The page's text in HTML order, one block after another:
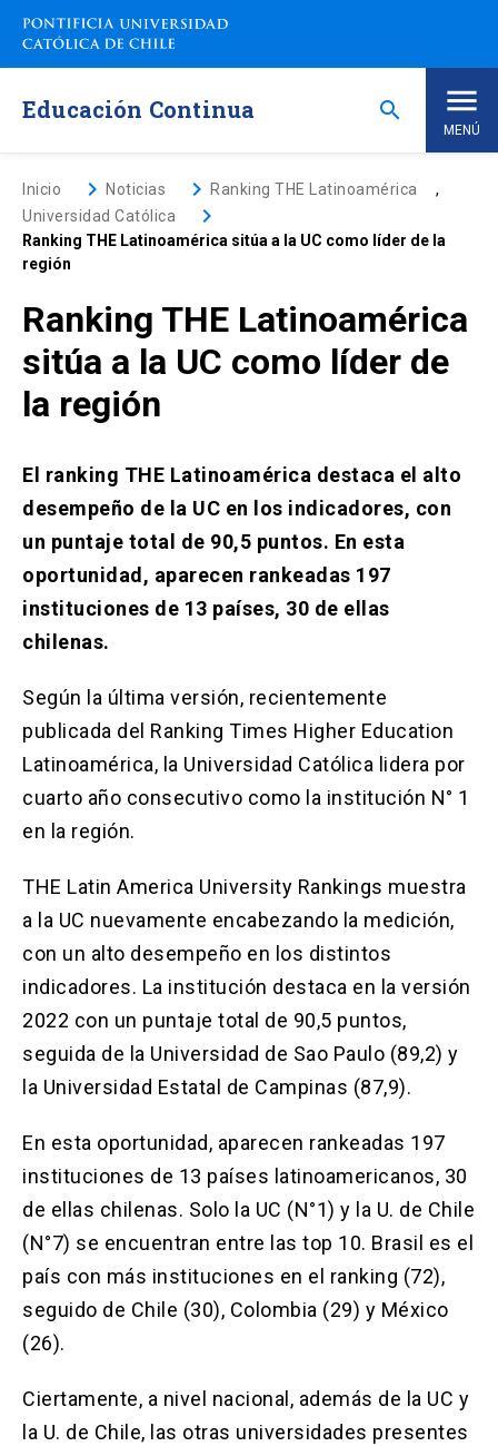
Saltar
contenido
Educación Continua search
MENÚ
Inicio
Nosotros
Programas de Estudio keyboard_arrow_down
Programas Corporativos
Solicitud Certificados (El
se
abre
una
enlace
se
nueva
pestaña)
Pagos y Convenios(El
una
nueva
ACCESOS UC
Biblioteca launch
(El
enlace
se
abre
en
pestaña)
Mi Portal UC launch
(El
enlace
abre
pestaña)
Correo launch
(El
enlace
se
en
nueva
pestaña)
Inicio keyboard_arrow_rightNoticias keyboard_arrow_rightRanking THE Latinoamérica
,
Universidad Católica
keyboard_arrow_right
Ranking THE Latinoamérica sitúa a la UC como líder de la
región
Ranking THE Latinoamérica
sitúa a la UC como líder de
la región
El ranking THE Latinoamérica destaca el alto
desempeño de la UC en los indicadores, con
un puntaje total de 90,5 puntos. En esta
oportunidad, aparecen rankeadas 197
instituciones de 13 países, 30 de ellas
chilenas.
Según la última versión, recientemente
publicada del Ranking Times Higher Education
Latinoamérica, la Universidad Católica lidera por
cuarto año consecutivo como la institución N° 1
en la región.
THE Latin America University Rankings muestra
a la UC nuevamente encabezando la medición,
con un alto desempeño en los distintos
indicadores. La institución destaca en la versión
2022 con un puntaje total de 90,5 puntos,
seguida de la Universidad de Sao Paulo (89,2) y
la Universidad Estatal de Campinas (87,9).
En esta oportunidad, aparecen rankeadas 197
instituciones de 13 países latinoamericanos, 30
de ellas chilenas. Solo la UC (N°1) y la U. de Chile
(N°7) se encuentran entre las top 10. Brasil es el
país con más instituciones en el ranking (72),
seguido de Chile (30), Colombia (29) y México
(26).
Ciertamente, a nivel nacional, además de la UC y
la U. de Chile, las otras universidades presentes